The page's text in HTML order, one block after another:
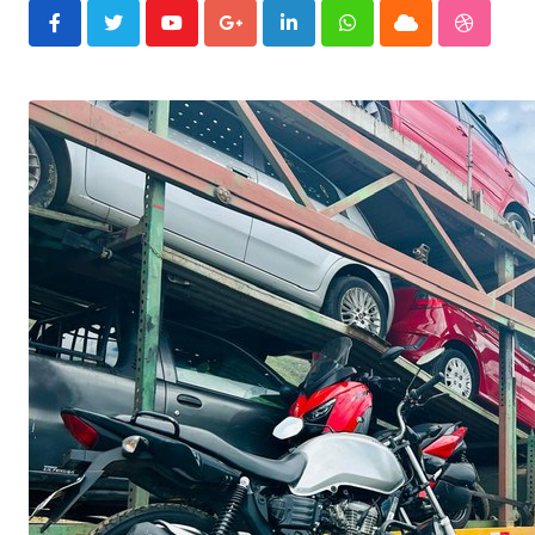
YoutubeGoogle+LinkedInWhatsappCloud